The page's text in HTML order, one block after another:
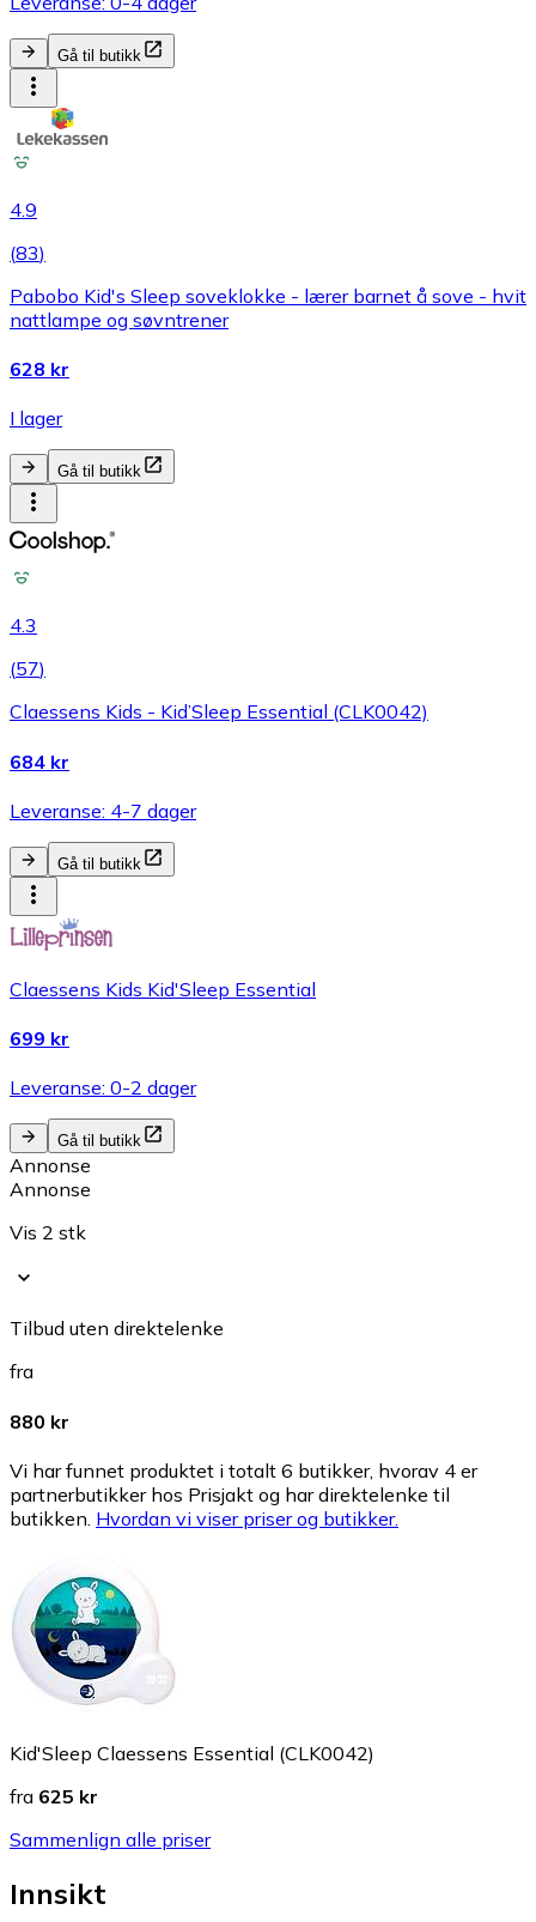
Gå til butikk
4.9
(83)
Pabobo Kid's Sleep soveklokke - lærer barnet å sove - hvit
nattlampe og søvntrener
628 kr
I lager
Gå til butikk
4.3
(57)
Claessens Kids - Kid’Sleep Essential (CLK0042)
684 kr
Leveranse: 4-7 dager
Gå til butikk
Claessens Kids Kid'Sleep Essential
699 kr
Leveranse: 0-2 dager
Gå til butikk
Annonse
Annonse
Vis 2 stk
Tilbud uten direktelenke
fra
880 kr
Vi har funnet produktet i totalt 6 butikker, hvorav 4 er
partnerbutikker hos Prisjakt og har direktelenke til
butikken. Hvordan vi viser priser og butikker.
Kid'Sleep Claessens Essential (CLK0042)
fra 625 kr
Sammenlign alle priser
Innsikt